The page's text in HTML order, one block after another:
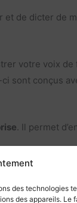
des technologies
des appareils. Le
et de dicter de
votre voix
sont conçus
. Il permet